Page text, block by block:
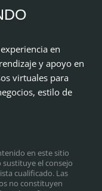
en
y apoyo en
virtuales para
estilo de
en este sitio
el consejo
cualificado. Las
no constituyen